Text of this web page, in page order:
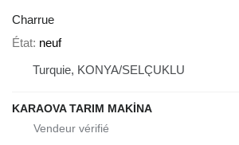
Charrue
État neuf
Turquie, KONYA/SELÇUKLU
KARAOVA TARIM MAKİNA